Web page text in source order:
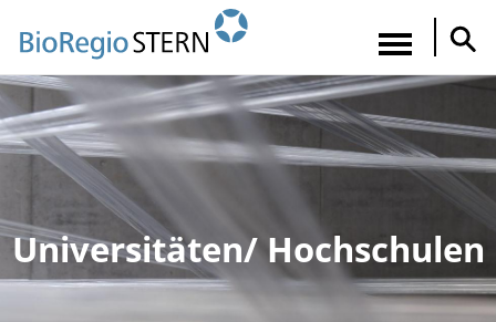
zum
Inhalt
Universitäten/ Hochschulen